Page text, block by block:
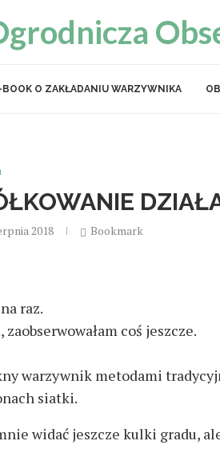
BOOK O ZAKŁADANIU WARZYWNIKA
2018 Bookmark
raz.
coś jeszcze.
warzywnik metodami
siatki.
widać jeszcze kulki gradu,